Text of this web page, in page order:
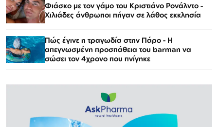
Φιάσκο με τον γάμο του Κριστιάνο Ρονάλντο -
Χιλιάδες άνθρωποι πήγαν σε λάθος εκκλησία
Πώς έγινε η τραγωδία στην Πάρο - Η
απεγνωσμένη προσπάθεια του barman να
σώσει τον 4χρονο που πνίγηκε